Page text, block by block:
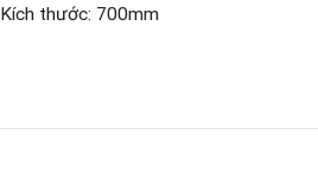
Kích thước: 700mm